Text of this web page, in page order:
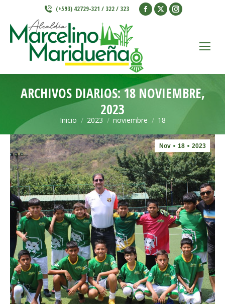
(+593) 42729-321 / 322 / 323
Facebook
window
X
window
Instagram
window
ARCHIVOS DIARIOS:18 NOVIEMBRE,
2023
Estás aquí:
Inicio 2023 noviembre 18
Nov 18 2023